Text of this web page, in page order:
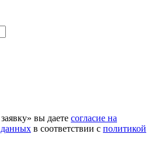
вы даете согласие на
данных в соответствии с политикой